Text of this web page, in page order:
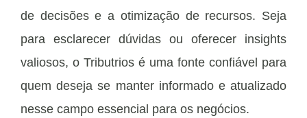
de decisões e a otimização de recursos. Seja
para esclarecer dúvidas ou oferecer insights
valiosos, o Tributrios é uma fonte confiável para
quem deseja se manter informado e atualizado
nesse campo essencial para os negócios.